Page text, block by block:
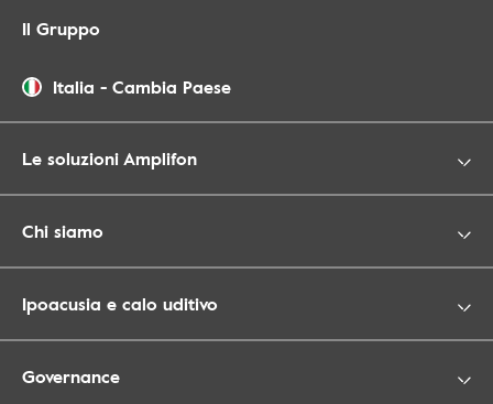
Il Gruppo
Italia - Cambia Paese
Le soluzioni Amplifon
Chi siamo
Ipoacusia e calo uditivo
Governance